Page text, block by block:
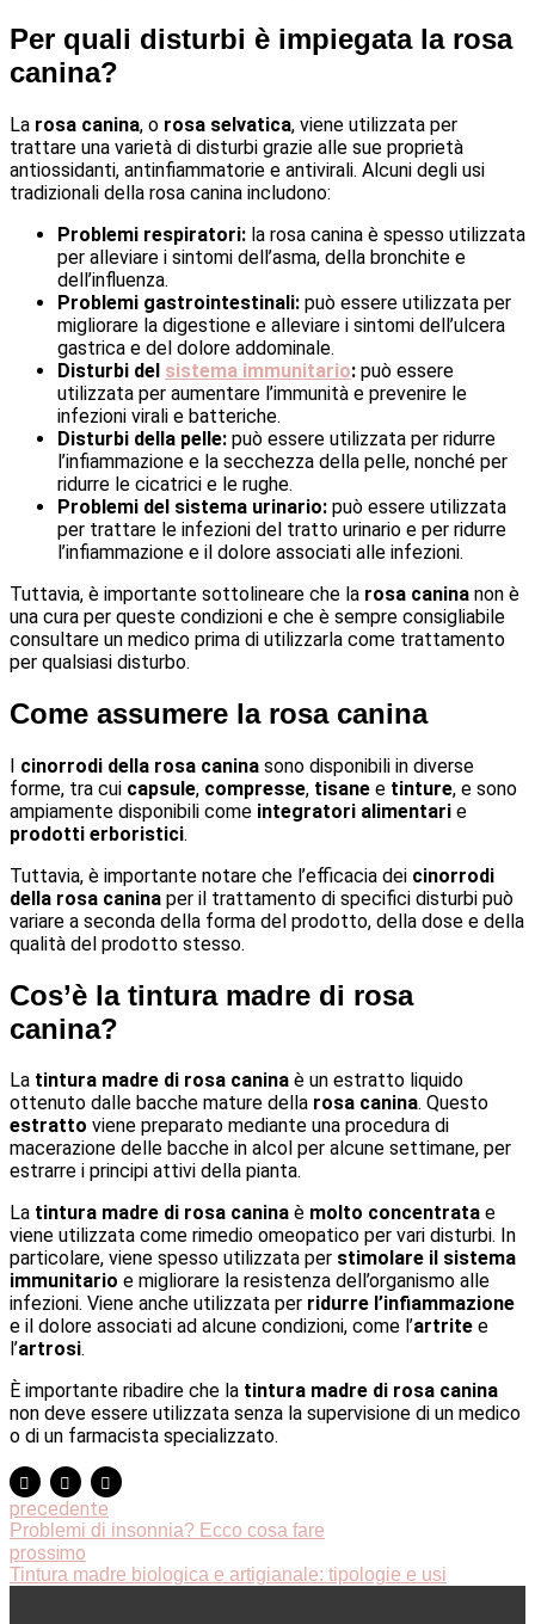
Per quali disturbi è impiegata la rosa
canina?
La rosa canina, o rosa selvatica, viene utilizzata per
trattare una varietà di disturbi grazie alle sue proprietà
antiossidanti, antinfiammatorie e antivirali. Alcuni degli usi
tradizionali della rosa canina includono:
Problemi respiratori: la rosa canina è spesso utilizzata
per alleviare i sintomi dell’asma, della bronchite e
dell’influenza.
Problemi gastrointestinali: può essere utilizzata per
migliorare la digestione e alleviare i sintomi dell’ulcera
gastrica e del dolore addominale.
Disturbi del sistema immunitario: può essere
utilizzata per aumentare l’immunità e prevenire le
infezioni virali e batteriche.
Disturbi della pelle: può essere utilizzata per ridurre
l’infiammazione e la secchezza della pelle, nonché per
ridurre le cicatrici e le rughe.
Problemi del sistema urinario: può essere utilizzata
per trattare le infezioni del tratto urinario e per ridurre
l’infiammazione e il dolore associati alle infezioni.
Tuttavia, è importante sottolineare che la rosa canina non è
una cura per queste condizioni e che è sempre consigliabile
consultare un medico prima di utilizzarla come trattamento
per qualsiasi disturbo.
Come assumere la rosa canina
I cinorrodi della rosa canina sono disponibili in diverse
forme, tra cui capsule, compresse, tisane e tinture, e sono
ampiamente disponibili come integratori alimentari e
prodotti erboristici.
Tuttavia, è importante notare che l’efficacia dei cinorrodi
della rosa canina per il trattamento di specifici disturbi può
variare a seconda della forma del prodotto, della dose e della
qualità del prodotto stesso.
Cos’è la tintura madre di rosa
canina?
La tintura madre di rosa canina è un estratto liquido
ottenuto dalle bacche mature della rosa canina. Questo
estratto viene preparato mediante una procedura di
macerazione delle bacche in alcol per alcune settimane, per
estrarre i principi attivi della pianta.
La tintura madre di rosa canina è molto concentrata e
viene utilizzata come rimedio omeopatico per vari disturbi. In
particolare, viene spesso utilizzata per stimolare il sistema
immunitario e migliorare la resistenza dell’organismo alle
infezioni. Viene anche utilizzata per ridurre l’infiammazione
e il dolore associati ad alcune condizioni, come l’artrite e
l’artrosi.
È importante ribadire che la tintura madre di rosa canina
non deve essere utilizzata senza la supervisione di un medico
o di un farmacista specializzato.
precedente
Problemi di insonnia? Ecco cosa fare
prossimo
Tintura madre biologica e artigianale: tipologie e usi